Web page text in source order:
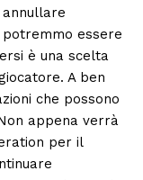
potremmo essere
è una scelta
A ben
che possono
appena verrà
per il